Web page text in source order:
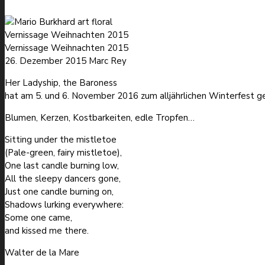
Vernissage Weihnachten 2015
Vernissage Weihnachten 2015
26. Dezember 2015 Marc Rey
Her Ladyship, the Baroness
hat am 5. und 6. November 2016 zum alljährlichen Winterfest
Blumen, Kerzen, Kostbarkeiten, edle Tropfen…
Sitting under the mistletoe
(Pale-green, fairy mistletoe),
One last candle burning low,
All the sleepy dancers gone,
Just one candle burning on,
Shadows lurking everywhere:
Some one came,
and kissed me there.
Walter de la Mare